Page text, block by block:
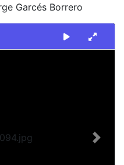
Garcés Borrero
Next